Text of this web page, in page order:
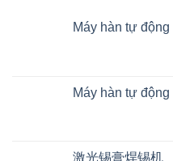
Máy hàn tự
Máy hàn tự
激光锡膏焊锡机